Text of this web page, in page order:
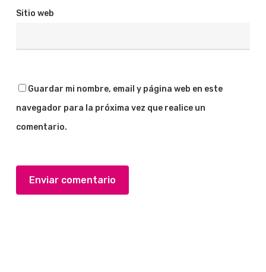
Sitio web
Guardar mi nombre, email y página web en este
navegador para la próxima vez que realice un
comentario.